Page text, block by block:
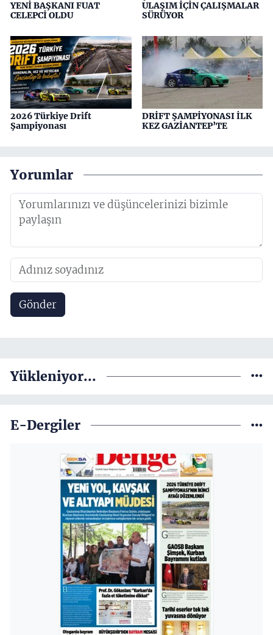
YENİ BAŞKANI FUAT
CELEPCİ OLDU
ULAŞIM İÇİN ÇALIŞMALAR
SÜRÜYOR
2026 Türkiye Drift
Şampiyonası
DRİFT ŞAMPİYONASI İLK
KEZ GAZİANTEP’TE
Yorumlar
Gönder
Yükleniyor...
E-Dergiler